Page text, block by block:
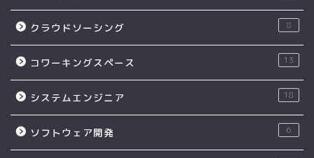
クラウドソーシング 8
コワーキングスペース 13
システムエンジニア 18
ソフトウェア開発 6